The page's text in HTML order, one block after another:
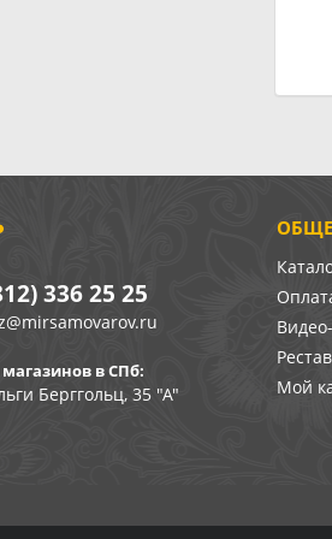
Мой
336 25 25
в СПб:
Берггольц, 35 "А"